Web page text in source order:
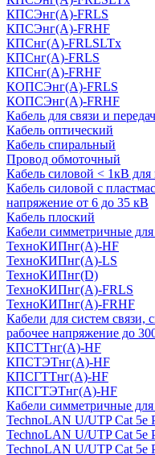
КПСЭнг(А)-FRLS
КПСЭнг(А)-FRHF
КПСнг(А)-FRLSLTx
КПСнг(А)-FRLS
КПСнг(А)-FRHF
КОПСЭнг(А)-FRLS
КОПСЭнг(А)-FRHF
Кабель для связи и
Кабель оптический
Кабель спиральный
Провод обмоточный
Кабель силовой < 1кВ
Кабель силовой с
напряжение от 6 до 35 кВ
Кабель плоский
Кабели симметричные
ТеxноКИПнг(A)-HF
ТеxноКИПнг(A)-LS
ТеxноКИПнг(D)
ТехноКИПнг(A)-FRLS
ТехноКИПнг(A)-FRHF
Кабели для систем связи,
рабочее напряжение до
КПСТТнг(A)-HF
КПСТЭТнг(A)-HF
КПСГТТнг(A)-HF
КПСГТЭТнг(A)-HF
Кабели симметричные
TechnoLAN U/UTP Cat 5e
TechnoLAN U/UTP Cat 5e
TechnoLAN U/UTP Cat 5e